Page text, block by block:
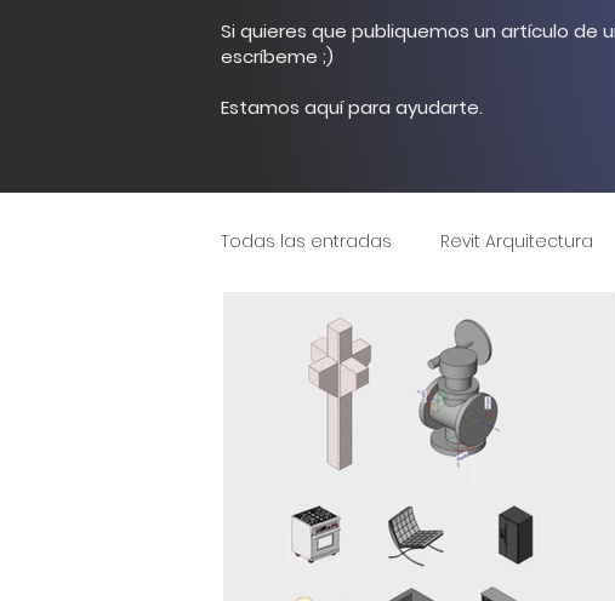
Si quieres que publiquemos un artículo de
escríbeme ;)
Estamos aquí para ayudarte.
Todas las entradas Revit Arquitectura